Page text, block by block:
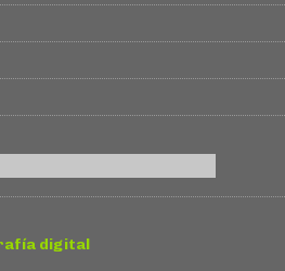
digital